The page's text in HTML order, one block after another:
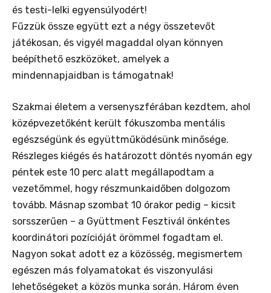
és testi-lelki egyensúlyodért!
Fűzzük össze együtt ezt a négy összetevőt
játékosan, és vigyél magaddal olyan könnyen
beépíthető eszközöket, amelyek a
mindennapjaidban is támogatnak!
Szakmai életem a versenyszférában kezdtem, ahol
középvezetőként került fókuszomba mentális
egészségünk és együttműködésünk minősége.
Részleges kiégés és határozott döntés nyomán egy
péntek este 10 perc alatt megállapodtam a
vezetőmmel, hogy részmunkaidőben dolgozom
tovább. Másnap szombat 10 órakor pedig – kicsit
sorsszerűen – a Gyüttment Fesztivál önkéntes
koordinátori pozícióját örömmel fogadtam el.
Nagyon sokat adott ez a közösség, megismertem
egészen más folyamatokat és viszonyulási
lehetőségeket a közös munka során. Három éven